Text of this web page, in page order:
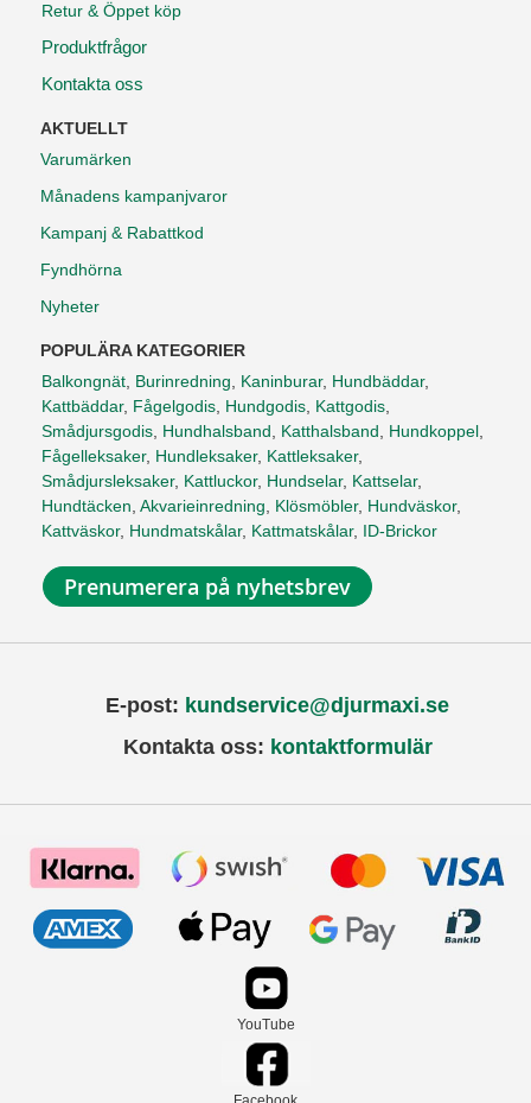
Retur & Öppet köp
Produktfrågor
Kontakta oss
AKTUELLT
Varumärken
Månadens kampanjvaror
Kampanj & Rabattkod
Fyndhörna
Nyheter
POPULÄRA KATEGORIER
Balkongnät, Burinredning, Kaninburar, Hundbäddar,
Kattbäddar, Fågelgodis, Hundgodis, Kattgodis,
Smådjursgodis, Hundhalsband, Katthalsband, Hundkoppel,
Fågelleksaker, Hundleksaker, Kattleksaker,
Smådjursleksaker, Kattluckor, Hundselar, Kattselar,
Hundtäcken, Akvarieinredning, Klösmöbler, Hundväskor,
Kattväskor, Hundmatskålar, Kattmatskålar, ID-Brickor
Prenumerera på nyhetsbrev
E-post: kundservice@djurmaxi.se
Kontakta oss: kontaktformulär
YouTube